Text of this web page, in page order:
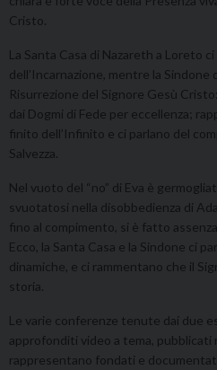
Cristo.
La Santa Casa di Nazareth a Loreto
dell’Incarnazione, mentre la Sindone
Risurrezione del Signore Gesù
dai Dogmi di Fede per eccellenza;
finito dell’Infinito e ci parlano del
Salvezza.
Nel vuoto del “no” di Eva è
svuotatosi nella disobbedienza di
fino al compimento, si è fatto
Ecco, la Santa Casa e la Sindone ci
dinamiche, e ci rammentano che il
storia.
Le varie conferenze tenute dai due
approfonditi video a tema, pubblicati
rappresentano fondati e